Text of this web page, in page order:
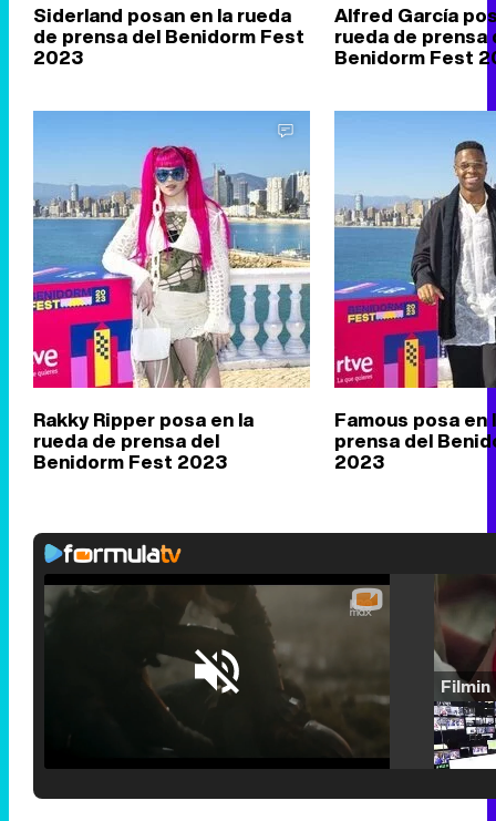
Siderland posan en la rueda
de prensa del Benidorm Fest
2023
Alfred García
rueda de prensa
Benidorm Fest
Rakky Ripper posa en la
rueda de prensa del
Benidorm Fest 2023
Famous posa en
prensa del
2023